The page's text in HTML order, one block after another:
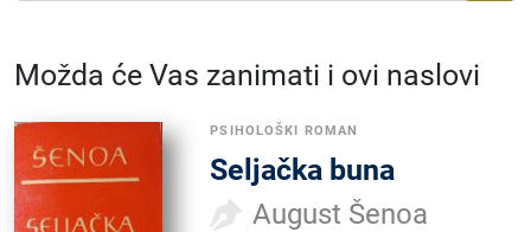
Možda će Vas zanimati i ovi naslovi
PSIHOLOŠKI ROMAN
Seljačka buna
August Šenoa